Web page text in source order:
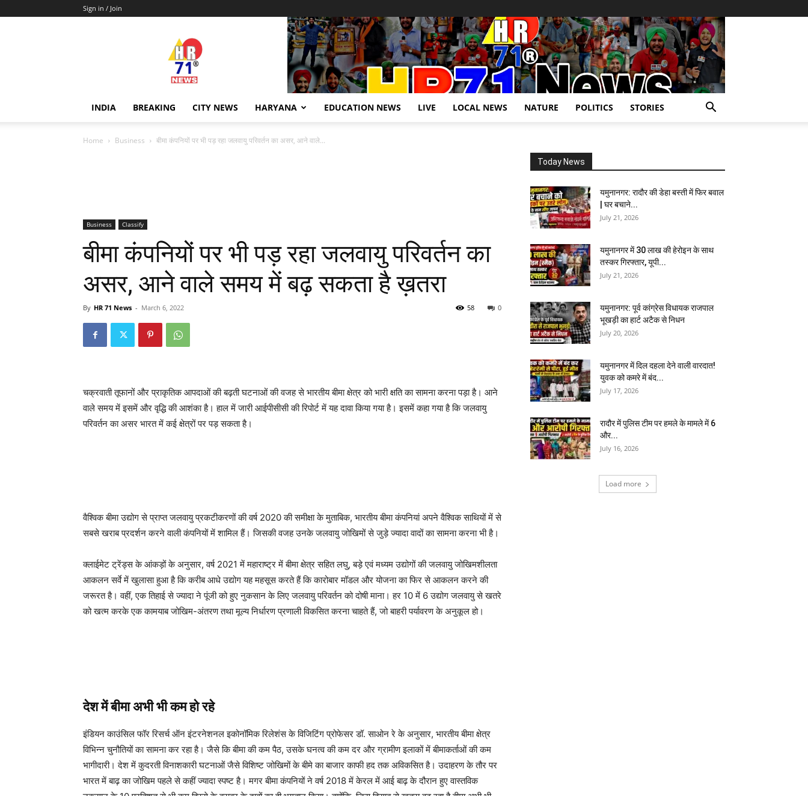
Sign in / Join
Hr71news
INDIA BREAKING CITY NEWS HARYANA EDUCATION NEWS LIVE LOCAL NEWS NATURE POLITICS STORIES
Home Business बीमा कंपनियों पर भी पड़ रहा जलवायु परिवर्तन का असर, आने वाले...
Business Classify
बीमा कंपनियों पर भी पड़ रहा जलवायु परिवर्तन का
असर, आने वाले समय में बढ़ सकता है ख़तरा
By HR 71 News - March 6, 2022 0
58
चक्रवाती तूफानों और प्राकृतिक आपदाओं की बढ़ती घटनाओं की वजह से भारतीय बीमा क्षेत्र को भारी क्षति का सामना करना पड़ा है। आने
वाले समय में इसमें और वृद्धि की आशंका है। हाल में जारी आईपीसीसी की रिपोर्ट में यह दावा किया गया है। इसमें कहा गया है कि जलवायु
परिवर्तन का असर भारत में कई क्षेत्रों पर पड़ सकता है।
वैश्विक बीमा उद्योग से प्राप्‍त जलवायु प्रकटीकरणों की वर्ष 2020 की समीक्षा के मुताबिक, भारतीय बीमा कंपनियां अपने वैश्विक साथियों में से
सबसे खराब प्रदर्शन करने वाली कंपनियों में शामिल हैं। जिसकी वजह उनके जलवायु जोखिमों से जुड़े ज्यादा वादों का सामना करना भी है।
क्लाईमेट ट्रेंड्स के आंकड़ों के अनुसार, वर्ष 2021 में महाराष्‍ट्र में बीमा क्षेत्र सहित लघु, बड़े एवं मध्‍यम उद्योगों की जलवायु जोखिमशीलता
आकलन सर्वे में खुलासा हुआ है कि करीब आधे उद्योग यह महसूस करते हैं कि कारोबार मॉडल और योजना का फिर से आकलन करने की
जरूरत है। वहीं, एक तिहाई से ज्‍यादा ने पूंजी को हुए नुकसान के लिए जलवायु परिवर्तन को दोषी माना। हर 10 में 6 उद्योग जलवायु से खतरे
को खत्‍म करके एक कामयाब जोखिम-अंतरण तथा मूल्‍य निर्धारण प्रणाली विकसित करना चाहते हैं, जो बाहरी पर्यावरण के अनुकूल हो।
देश में बीमा अभी भी कम हो रहे
इंडियन काउंसिल फॉर रिसर्च ऑन इंटरनेशनल इकोनॉमिक रिलेशंस के विजिटिंग प्रोफेसर डॉ. साओन रे के अनुसार, भारतीय बीमा क्षेत्र
विभिन्‍न चुनौतियों का सामना कर रहा है। जैसे कि बीमा की कम पैठ, उसके घनत्‍व की कम दर और ग्रामीण इलाकों में बीमाकर्ताओं की कम
भागीदारी। देश में कुदरती विनाशकारी घटनाओं जैसे विशिष्‍ट जोखिमों के बीमे का बाजार काफी हद तक अविकसित है। उदाहरण के तौर पर
भारत में बाढ़ का जोखिम पहले से कहीं ज्‍यादा स्‍पष्‍ट है। मगर बीमा कंपनियों ने वर्ष 2018 में केरल में आई बाढ़ के दौरान हुए वास्‍तविक
Today News
यमुनानगर: रादौर की डेहा बस्ती में फिर बवाल
| घर बचाने...
July 21, 2026
यमुनानगर में 30 लाख की हेरोइन के साथ
तस्कर गिरफ्तार, यूपी...
July 21, 2026
यमुनानगर: पूर्व कांग्रेस विधायक राजपाल
भूखड़ी का हार्ट अटैक से निधन
July 20, 2026
यमुनानगर में दिल दहला देने वाली वारदात!
युवक को कमरे में बंद...
July 17, 2026
रादौर में पुलिस टीम पर हमले के मामले में 6
और...
July 16, 2026
Load more